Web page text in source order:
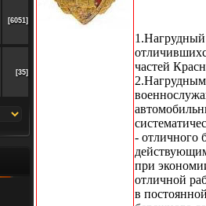
[6051]
[35]
частей
- отличного
при
отличной
в